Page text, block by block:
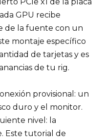
GPU recibe
de la fuente con un
montaje específico
de tarjetas y es
de tu rig.
provisional: un
duro y el monitor.
nivel: la
Este tutorial de